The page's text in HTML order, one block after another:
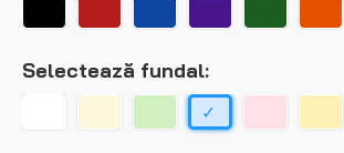
Selectează fundal: